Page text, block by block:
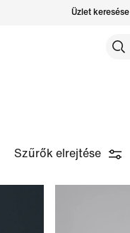
Üzlet keresése
Szűrők elrejtése